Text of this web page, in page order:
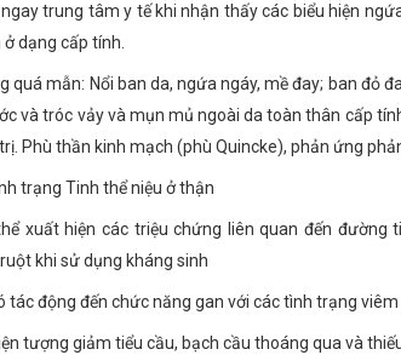
ngay trung tâm y tế khi nhận thấy các biểu hiện
ở dạng cấp tính.
quá mẫn: Nổi ban da, ngứa ngáy, mề đay; ban đỏ
và tróc vảy và mụn mủ ngoài da toàn thân cấp
Phù thần kinh mạch (phù Quincke), phản ứng
trạng Tinh thể niệu ở thận
xuất hiện các triệu chứng liên quan đến
khi sử dụng kháng sinh
tác động đến chức năng gan với các tình trạng
tượng giảm tiểu cầu, bạch cầu thoáng qua và